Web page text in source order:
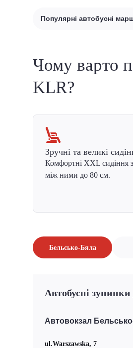
Популярні автобусні
Чому варто
KLR?
Зручні та великі
Комфортні XXL сидіння
між ними до 80 см.
Бельсько-Бяла
Автобусні
Автовокзал
ul.Warszawska, 7